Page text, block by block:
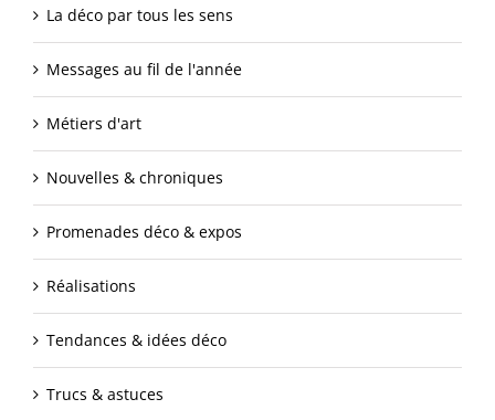
La déco par tous les sens
Messages au fil de l'année
Métiers d'art
Nouvelles & chroniques
Promenades déco & expos
Réalisations
Tendances & idées déco
Trucs & astuces